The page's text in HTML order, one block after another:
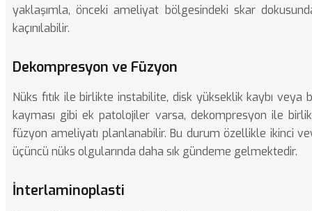
yaklaşımla, önceki ameliyat bölgesindeki skar
kaçınılabilir.
Dekompresyon ve Füzyon
Nüks fıtık ile birlikte instabilite, disk yükseklik kaybı veya
kayması gibi ek patolojiler varsa, dekompresyon ile
füzyon ameliyatı planlanabilir. Bu durum özellikle ikinci
üçüncü nüks olgularında daha sık gündeme gelmektedir.
İnterlaminoplasti